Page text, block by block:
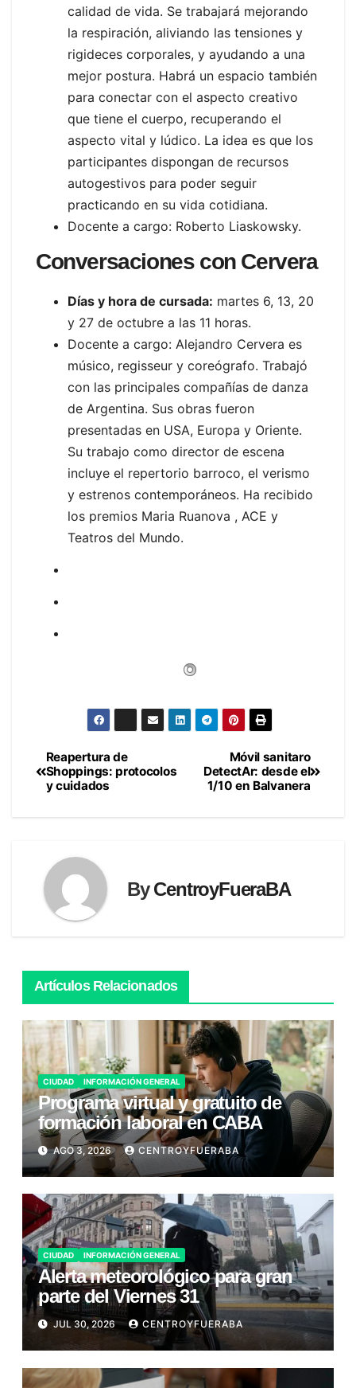
calidad de vida. Se trabajará mejorando
la respiración, aliviando las tensiones y
rigideces corporales, y ayudando a una
mejor postura. Habrá un espacio también
para conectar con el aspecto creativo
que tiene el cuerpo, recuperando el
aspecto vital y lúdico. La idea es que los
participantes dispongan de recursos
autogestivos para poder seguir
practicando en su vida cotidiana.
Docente a cargo: Roberto Liaskowsky.
Conversaciones con Cervera
Días y hora de cursada: martes 6, 13, 20
y 27 de octubre a las 11 horas.
Docente a cargo: Alejandro Cervera es
músico, regisseur y coreógrafo. Trabajó
con las principales compañías de danza
de Argentina. Sus obras fueron
presentadas en USA, Europa y Oriente.
Su trabajo como director de escena
incluye el repertorio barroco, el verismo
y estrenos contemporáneos. Ha recibido
los premios Maria Ruanova , ACE y
Teatros del Mundo.
Navegación
de
Móvil sanitaro
DetectAr: desde el
1/10 en Balvanera
Reapertura de
Shoppings: protocolos
y cuidados
ByCentroyFueraBA
Artículos Relacionados
CIUDAD INFORMACIÓN GENERAL
Programa virtual y gratuito de
formación laboral en CABA
AGO 3, 2026 CENTROYFUERABA
CIUDAD INFORMACIÓN GENERAL
Alerta meteorológico para gran
parte del Viernes 31
JUL 30, 2026 CENTROYFUERABA